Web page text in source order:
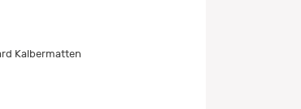
Kalbermatten